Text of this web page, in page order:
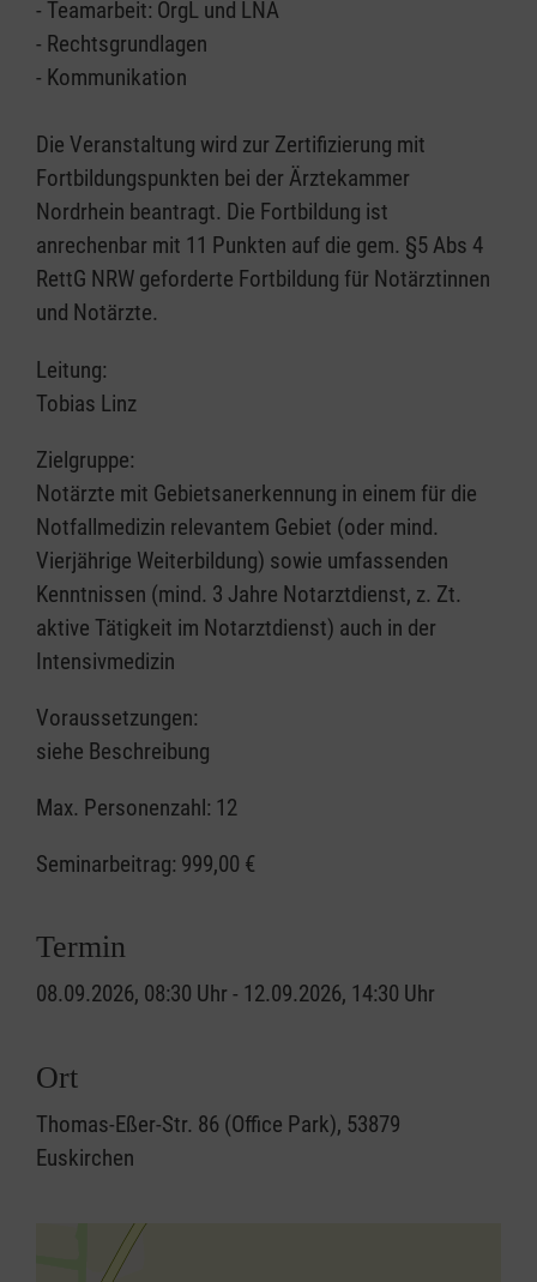
- Teamarbeit: OrgL und LNA
- Rechtsgrundlagen
- Kommunikation
Die Veranstaltung wird zur Zertifizierung mit
Fortbildungspunkten bei der Ärztekammer
Nordrhein beantragt. Die Fortbildung ist
anrechenbar mit 11 Punkten auf die gem. §5 Abs 4
RettG NRW geforderte Fortbildung für Notärztinnen
und Notärzte.
Leitung:
Tobias Linz
Zielgruppe:
Notärzte mit Gebietsanerkennung in einem für die
Notfallmedizin relevantem Gebiet (oder mind.
Vierjährige Weiterbildung) sowie umfassenden
Kenntnissen (mind. 3 Jahre Notarztdienst, z. Zt.
aktive Tätigkeit im Notarztdienst) auch in der
Intensivmedizin
Voraussetzungen:
siehe Beschreibung
Max. Personenzahl: 12
Seminarbeitrag: 999,00 €
Termin
08.09.2026, 08:30 Uhr - 12.09.2026, 14:30 Uhr
Ort
Thomas-Eßer-Str. 86 (Office Park), 53879
Euskirchen